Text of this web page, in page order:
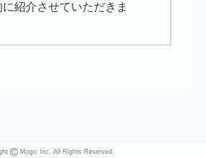
紹介させていただきま
© Mogic Inc. All Rights Reserved.